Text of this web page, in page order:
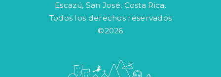
Escazú, San José, Costa Rica.
Todos los derechos reservados
©2026